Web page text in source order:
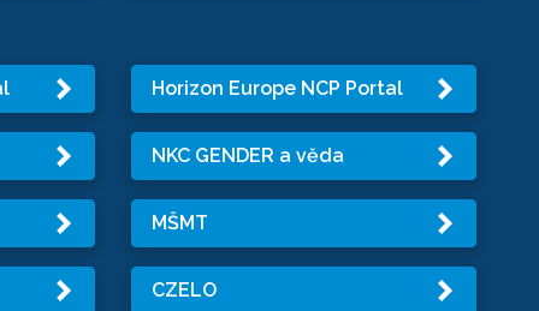
Horizon Europe NCP Portal
NKC GENDER a věda
MŠMT
CZELO